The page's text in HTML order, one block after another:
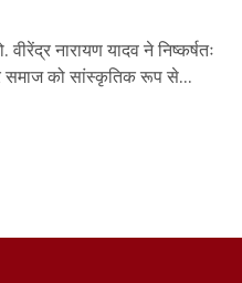
नारायण यादव ने निष्कर्षतः
समाज को सांस्कृतिक रूप से...